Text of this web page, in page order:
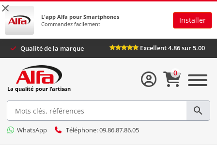
×
L'app Alfa pour Smartphones
Commandez facilement
Installer
Qualité de la marque Excellent 4.86 sur 5.00
La qualité pour l’artisan
WhatsApp Téléphone: 09.86.87.86.05
0